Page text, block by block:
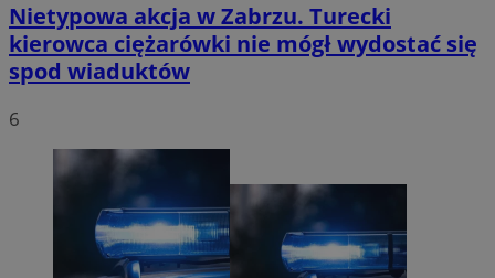
Nietypowa akcja w Zabrzu. Turecki
kierowca ciężarówki nie mógł wydostać się
spod wiaduktów
6